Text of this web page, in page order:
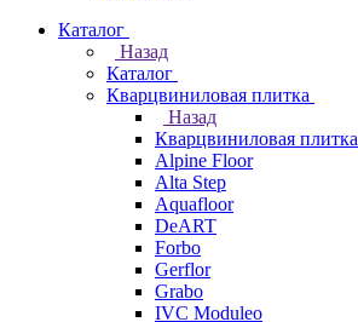
Каталог
Назад
Каталог
Кварцвиниловая плитка
Назад
Кварцвиниловая плитка
Alpine Floor
Alta Step
Aquafloor
DeART
Forbo
Gerflor
Grabo
IVC Moduleo